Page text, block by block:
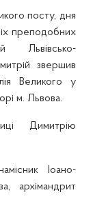
посту, дня
преподобних
Львівсько-
звершив
Великого у
м. Львова.
Димитрію
Іоано-
архімандрит